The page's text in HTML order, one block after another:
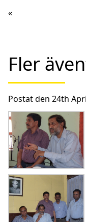
«
Fler
Postat den 24th